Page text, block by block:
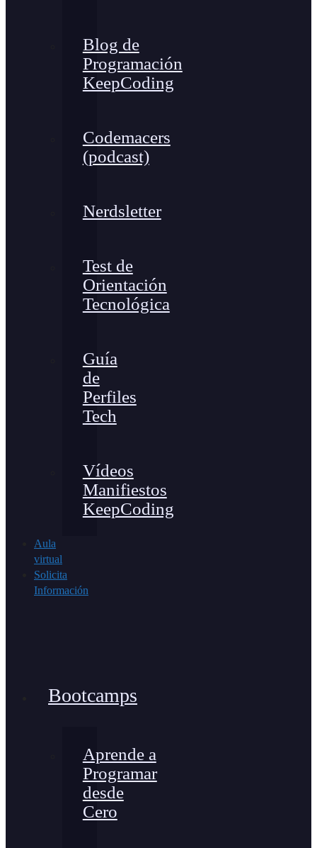
Blog de
Programación
KeepCoding
Codemacers
(podcast)
Nerdsletter
Test de
Orientación
Tecnológica
Guía
de
Perfiles
Tech
Vídeos
Manifiestos
KeepCoding
Aula
virtual
Solicita
Información
Bootcamps
Aprende a
Programar
desde
Cero